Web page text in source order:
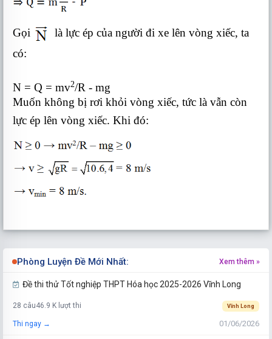
Gọi
là lực ép của người đi xe lên vòng xiếc, ta
có:
N = Q = mv2/R - mg
Muốn không bị rơi khỏi vòng xiếc, tức là vẫn còn
lực ép lên vòng xiếc. Khi đó:
Phòng Luyện Đề Mới Nhất: Xem thêm »
Đề thi thử Tốt nghiệp THPT Hóa học 2025-2026 Vĩnh Long
28 câu46.9 K lượt thi Vĩnh Long
Thi ngay → 01/06/2026